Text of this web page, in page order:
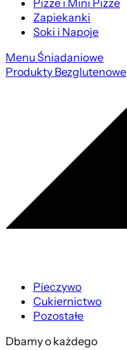
Pizze i Mini Pizze
Zapiekanki
Soki i Napoje
Menu Śniadaniowe
Produkty Bezglutenowe
Pieczywo
Cukiernictwo
Pozostałe
Dbamy o każdego